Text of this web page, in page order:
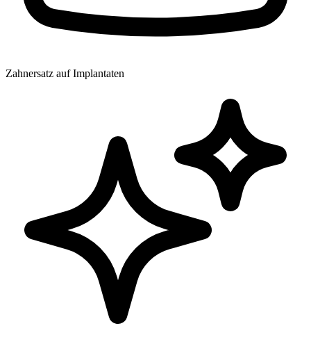
Zahnersatz auf Implantaten